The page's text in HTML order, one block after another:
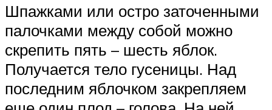
Шпажками или остро заточенными
палочками между собой можно
скрепить пять – шесть яблок.
Получается тело гусеницы. Над
последним яблочком закрепляем